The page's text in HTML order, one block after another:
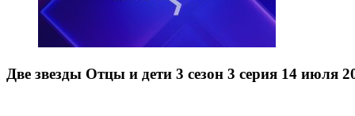
Две звезды Отцы и дети 3 сезон 3 серия 14 июля